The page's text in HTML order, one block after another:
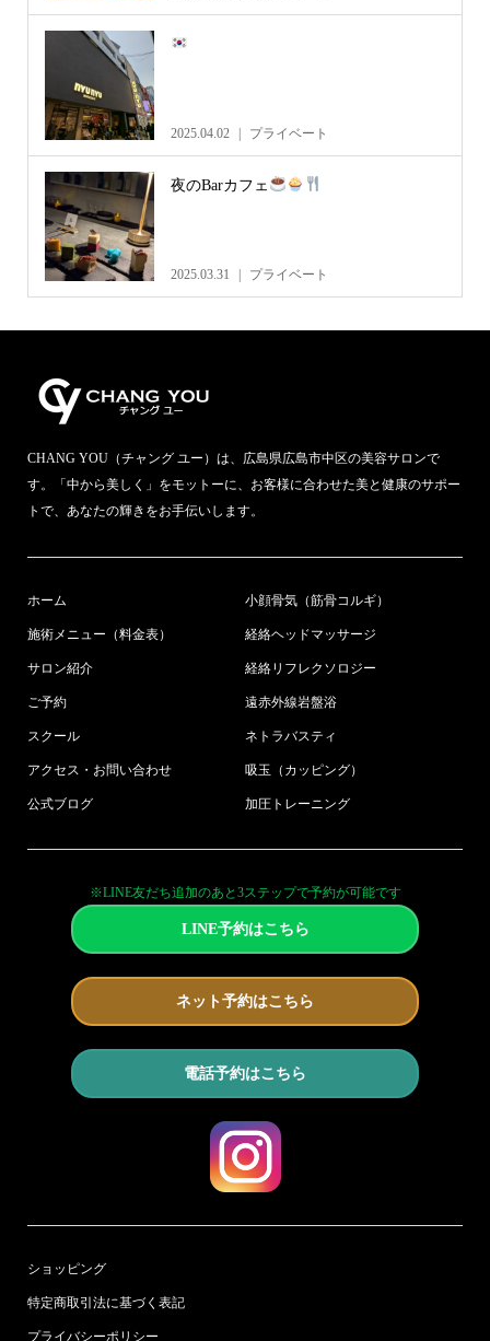
2025.04.02 プライベート
夜のBarカフェ
2025.03.31 プライベート
CHANG YOU（チャング ユー）は、広島県広島市中区の美容サロンで
す。「中から美しく」をモットーに、お客様に合わせた美と健康のサポー
トで、あなたの輝きをお手伝いします。
ホーム
施術メニュー（料金表）
サロン紹介
ご予約
スクール
アクセス・お問い合わせ
公式ブログ
小顔骨気（筋骨コルギ）
経絡ヘッドマッサージ
経絡リフレクソロジー
遠赤外線岩盤浴
ネトラバスティ
吸玉（カッピング）
加圧トレーニング
※LINE友だち追加のあと3ステップで予約が可能です
LINE予約はこちら
ネット予約はこちら
電話予約はこちら
ショッピング
特定商取引法に基づく表記
プライバシーポリシー